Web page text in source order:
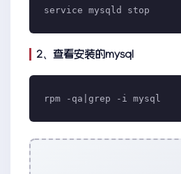
2、查看安装的mysql